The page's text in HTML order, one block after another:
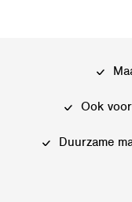
Ook
Duurzame